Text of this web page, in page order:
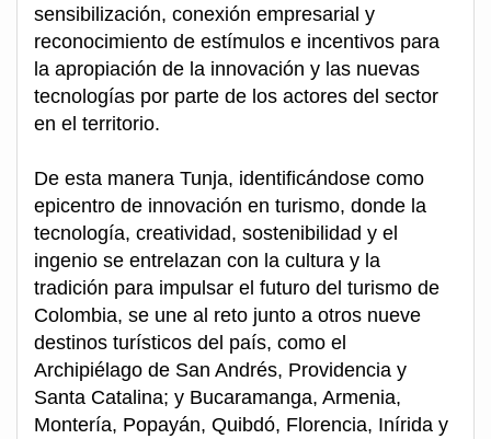
sensibilización, conexión empresarial y
reconocimiento de estímulos e incentivos para
la apropiación de la innovación y las nuevas
tecnologías por parte de los actores del sector
en el territorio.
De esta manera Tunja, identificándose como
epicentro de innovación en turismo, donde la
tecnología, creatividad, sostenibilidad y el
ingenio se entrelazan con la cultura y la
tradición para impulsar el futuro del turismo de
Colombia, se une al reto junto a otros nueve
destinos turísticos del país, como el
Archipiélago de San Andrés, Providencia y
Santa Catalina; y Bucaramanga, Armenia,
Montería, Popayán, Quibdó, Florencia, Inírida y